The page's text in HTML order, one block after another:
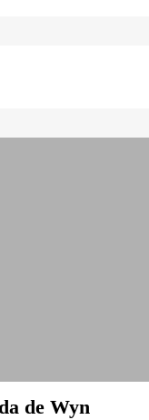
de Wyn